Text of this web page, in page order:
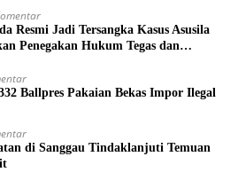
Resmi Jadi Tersangka Kasus Asusila
Penegakan Hukum Tegas dan
Ballpres Pakaian Bekas Impor Ilegal
di Sanggau Tindaklanjuti Temuan